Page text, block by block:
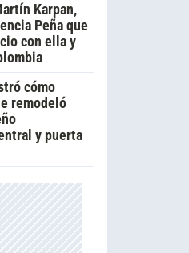
Karpan,
Peña que
con ella y
cómo
remodeló
y puerta